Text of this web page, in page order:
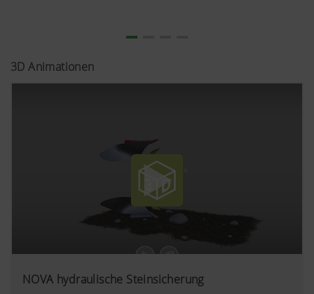
3D Animationen
NOVA hydraulische Steinsicherung